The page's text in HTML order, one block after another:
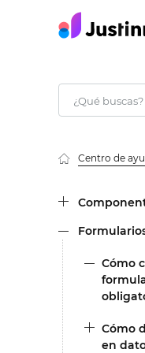
Centro de
Cómo
Cómo
en